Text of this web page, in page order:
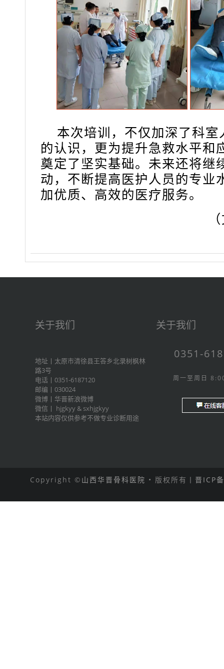
本次培训，不仅加深了科
的认识，更为提升急救水平和
奠定了坚实基础。 未来还将继
动，不断提高医护人员的专业
加优质、高效的医疗服务。
关于我们
地址丨太原市清徐县王答乡北录树枫林
路3号
电话丨0351-6187120
邮编丨030024
微博丨 华晋新浪微博
微信丨 hjgkyy & sxhjgkyy
本站内容仅供参考不做专业诊断用途
关于我们
0351-
周一至周日
Copyright © 山西华晋骨科医院 • 版权所有丨 晋ICP